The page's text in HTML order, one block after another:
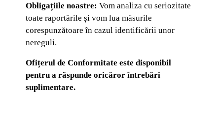
Obligațiile noastre: Vom analiza cu seriozitate
toate raportările și vom lua măsurile
corespunzătoare în cazul identificării unor
nereguli.
Ofițerul de Conformitate este disponibil
pentru a răspunde oricăror întrebări
suplimentare.